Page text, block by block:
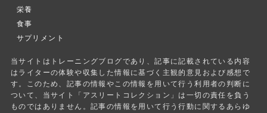
栄養
食事
サプリメント
当サイトはトレーニングブログであり、記事に記載されている内容
はライターの体験や収集した情報に基づく主観的意見および感想で
す。このため、記事の情報やこの情報を用いて行う利用者の判断に
ついて、当サイト「アスリートコレクション」は一切の責任を負う
ものではありません。記事の情報を用いて行う行動に関するあらゆ